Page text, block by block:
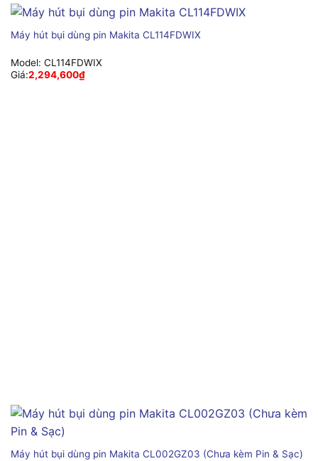
Máy hút bụi dùng pin Makita CL114FDWIX
Model: CL114FDWIX
Giá:2,294,600₫
Máy hút bụi dùng pin Makita CL002GZ03 (Chưa kèm Pin & Sạc)